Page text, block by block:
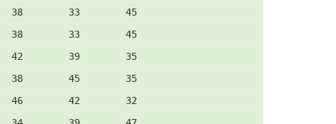
38        33        45
38        33        45
42        39        35
38        45        35
46        42        32